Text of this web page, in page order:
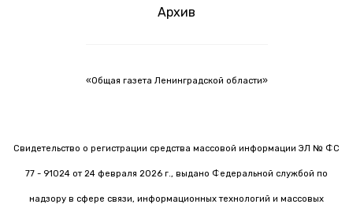
Архив
«Общая газета Ленинградской области»
Свидетельство о регистрации средства массовой информации ЭЛ № ФС
77 - 91024 от 24 февраля 2026 г., выдано Федеральной службой по
надзору в сфере связи, информационных технологий и массовых